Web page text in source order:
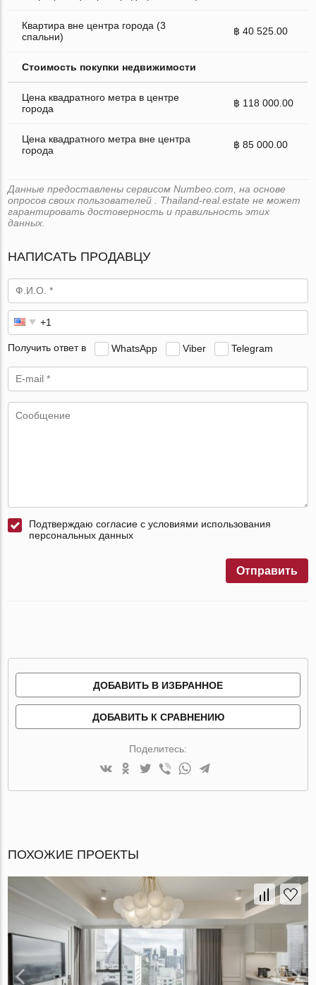
Квартира вне центра города (3
спальни)
฿ 40 525.00
Стоимость покупки недвижимости
Цена квадратного метра в центре
города
฿ 118 000.00
Цена квадратного метра вне центра
города
฿ 85 000.00
Данные предоставлены сервисом Numbeo.com, на основе
опросов своих пользователей . Thailand-real.estate не может
гарантировать достоверность и правильность этих
данных.
НАПИСАТЬ ПРОДАВЦУ
Получить ответ в WhatsApp Viber Telegram
Подтверждаю согласие с условиями использования
персональных данных
Отправить
ДОБАВИТЬ В ИЗБРАННОЕ
ДОБАВИТЬ К СРАВНЕНИЮ
Поделитесь:
ПОХОЖИЕ ПРОЕКТЫ